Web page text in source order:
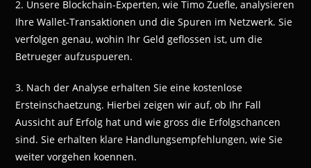
2. Unsere Blockchain-Experten, wie Timo Zuefle, analysieren
Ihre Wallet-Transaktionen und die Spuren im Netzwerk. Sie
verfolgen genau, wohin Ihr Geld geflossen ist, um die
Betrueger aufzuspueren.
3. Nach der Analyse erhalten Sie eine kostenlose
Ersteinschaetzung. Hierbei zeigen wir auf, ob Ihr Fall
Aussicht auf Erfolg hat und wie gross die Erfolgschancen
sind. Sie erhalten klare Handlungsempfehlungen, wie Sie
weiter vorgehen koennen.